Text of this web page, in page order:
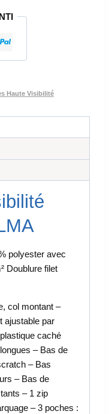
Haute Visibilité
polyester avec
Doublure filet
col montant –
ajustable par
caché
– Bas de
– Bas
– Bas de
– 1 zip
– 3 poches :